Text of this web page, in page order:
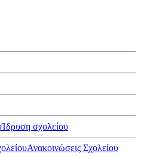
Ίδρυση σχολείου
Ανακοινώσεις Σχολείου